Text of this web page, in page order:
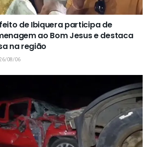
de Ibiquera participa de
ao Bom Jesus e destaca
na região
08/06